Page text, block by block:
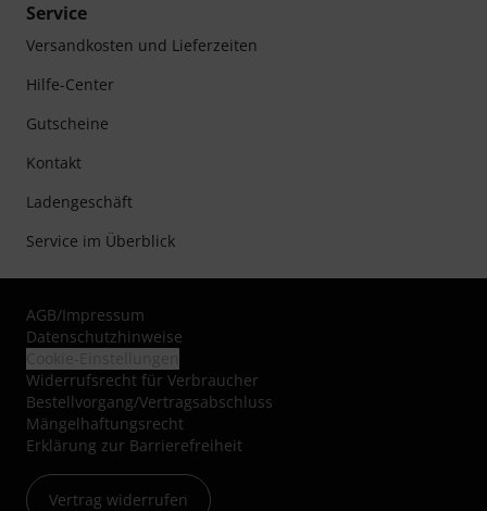
Service
Versandkosten und Lieferzeiten
Hilfe-Center
Gutscheine
Kontakt
Ladengeschäft
Service im Überblick
AGB/Impressum
Datenschutzhinweise
Widerrufsrecht für Verbraucher
Bestellvorgang/Vertragsabschluss
Mängelhaftungsrecht
Erklärung zur Barrierefreiheit
Vertrag widerrufen